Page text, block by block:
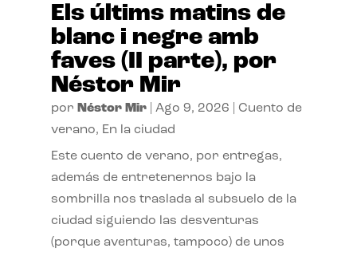
Els últims matins de
blanc i negre amb
faves (II parte), por
Néstor Mir
por Néstor Mir| Ago 9, 2026
Cuento de
verano, En la ciudad
Este cuento de verano, por entregas,
además de entretenernos bajo la
sombrilla nos traslada al subsuelo de la
ciudad siguiendo las desventuras
(porque aventuras, tampoco) de unos